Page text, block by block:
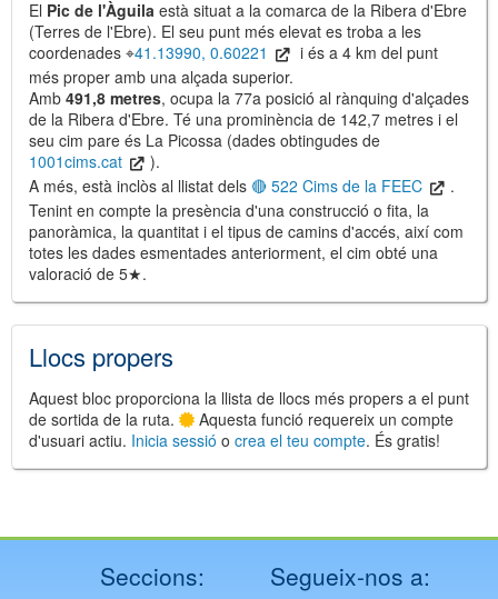
El Pic de l'Àguila està situat a la comarca de la Ribera d'Ebre
(Terres de l'Ebre). El seu punt més elevat es troba a les
coordenades ⌖41.13990, 0.60221
i és a 4 km del punt
més proper amb una alçada superior.
Amb 491,8 metres, ocupa la 77a posició al rànquing d'alçades
de la Ribera d'Ebre. Té una prominència de 142,7 metres i el
seu cim pare és La Picossa (dades obtingudes de
1001cims.cat
).
A més, està inclòs al llistat dels 🔴 522 Cims de la FEEC
.
Tenint en compte la presència d'una construcció o fita, la
panoràmica, la quantitat i el tipus de camins d'accés, així com
totes les dades esmentades anteriorment, el cim obté una
valoració de 5★.
Llocs propers
Aquest bloc proporciona la llista de llocs més propers a el punt
de sortida de la ruta.
Aquesta funció requereix un compte
d'usuari actiu. Inicia sessió o crea el teu compte. És gratis!
Seccions: Segueix-nos a: